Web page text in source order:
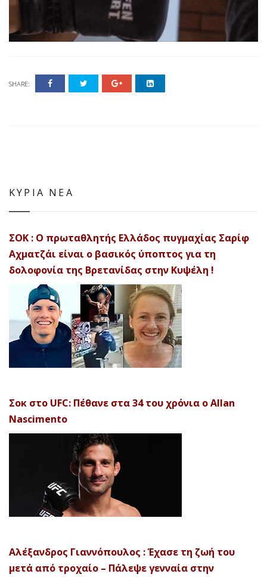
SHARE:
ΚΥΡΙΑ ΝΕΑ
ΣΟΚ : Ο πρωταθλητής Ελλάδος πυγμαχίας Σαρίφ
Αχματζάι είναι ο βασικός ύποπτος για τη
δολοφονία της Βρετανίδας στην Κυψέλη !
Σοκ στο UFC: Πέθανε στα 34 του χρόνια ο Allan
Nascimento
Αλέξανδρος Γιαννόπουλος : Έχασε τη ζωή του
μετά από τροχαίο – Πάλεψε γενναία στην